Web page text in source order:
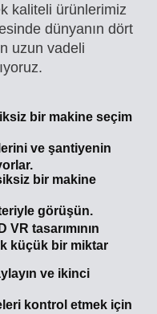
kaliteli ürünlerimiz
dünyanın dört
uzun vadeli
bir makine seçim
ve şantiyenin
bir makine
görüşün.
VR tasarımının
küçük bir miktar
ve ikinci
kontrol etmek için